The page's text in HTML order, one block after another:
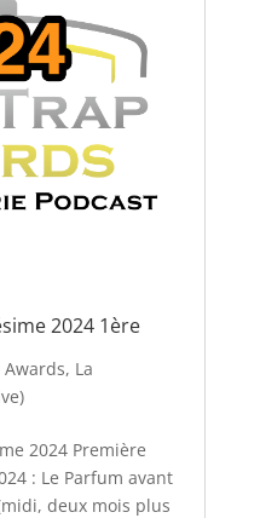
2024 1ère
, La
2024 Première
: Le Parfum avant
deux mois plus